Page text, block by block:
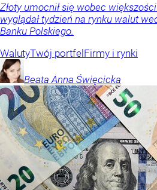
Złoty umocnił się wobec
wyglądał tydzień na rynku walut
Banku Polskiego.
WalutyTwój portfelFirmy i rynki
Beata Anna Święcicka